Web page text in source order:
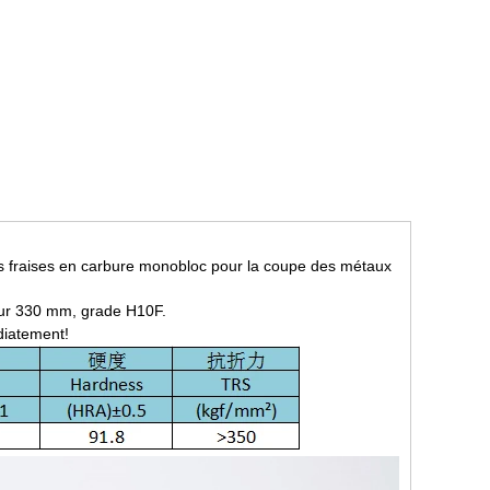
en carbure monobloc pour la coupe des métaux
330 mm, grade H10F.